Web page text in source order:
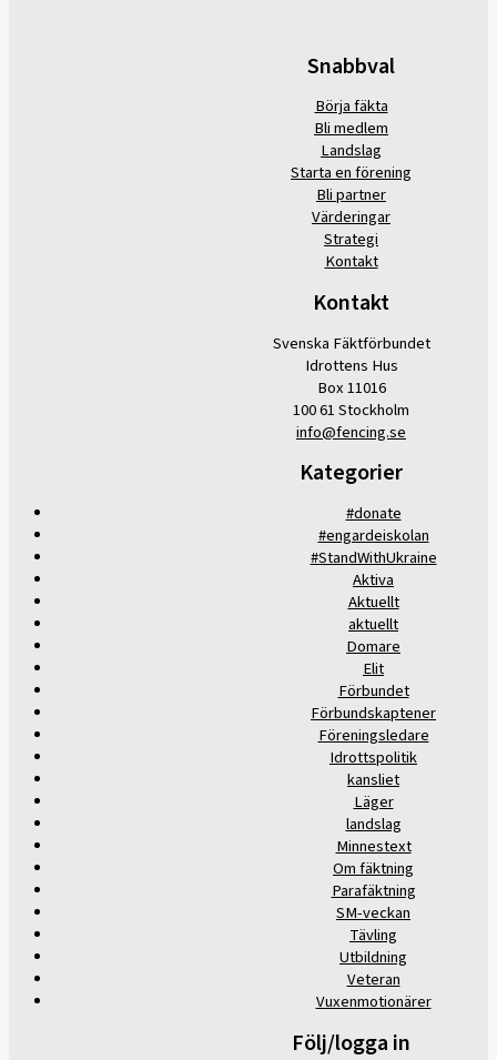
Snabbval
Börja fäkta
Bli medlem
Landslag
Starta en förening
Bli partner
Värderingar
Strategi
Kontakt
Kontakt
Svenska Fäktförbundet
Idrottens Hus
Box 11016
100 61 Stockholm
info@fencing.se
Kategorier
#donate
#engardeiskolan
#StandWithUkraine
Aktiva
Aktuellt
aktuellt
Domare
Elit
Förbundet
Förbundskaptener
Föreningsledare
Idrottspolitik
kansliet
Läger
landslag
Minnestext
Om fäktning
Parafäktning
SM-veckan
Tävling
Utbildning
Veteran
Vuxenmotionärer
Följ/logga in